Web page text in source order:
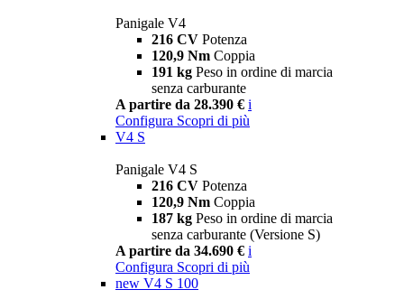
Panigale V4
216 CV Potenza
120,9 Nm Coppia
191 kg Peso in ordine di marcia
senza carburante
A partire da 28.390 € i
Configura Scopri di più
V4 S
Panigale V4 S
216 CV Potenza
120,9 Nm Coppia
187 kg Peso in ordine di marcia
senza carburante (Versione S)
A partire da 34.690 € i
Configura Scopri di più
new V4 S 100